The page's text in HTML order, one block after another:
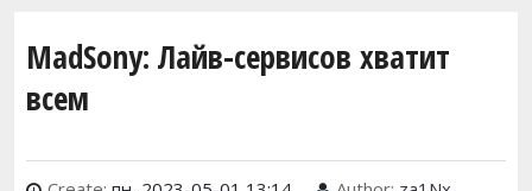
MadSony: Лайв-сервисов хватит
всем